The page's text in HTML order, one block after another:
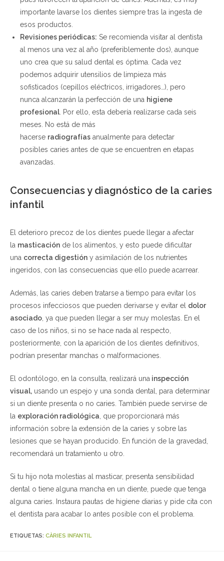
importante lavarse los dientes siempre tras la ingesta de
esos productos.
Revisiones periódicas: Se recomienda visitar al dentista
al menos una vez al año (preferiblemente dos), aunque
uno crea que su salud dental es óptima. Cada vez
podemos adquirir utensilios de limpieza más
sofisticados (cepillos eléctricos, irrigadores…), pero
nunca alcanzarán la perfección de una higiene
profesional . Por ello, esta debería realizarse cada seis
meses. No está de más
hacerse radiografías anualmente para detectar
posibles caries antes de que se encuentren en etapas
avanzadas.
Consecuencias y diagnóstico de la caries
infantil
El deterioro precoz de los dientes puede llegar a afectar
la masticación de los alimentos, y esto puede dificultar
una correcta digestión y asimilación de los nutrientes
ingeridos, con las consecuencias que ello puede acarrear.
Además, las caries deben tratarse a tiempo para evitar los
procesos infecciosos que pueden derivarse y evitar el dolor
asociado , ya que pueden llegar a ser muy molestas. En el
caso de los niños, si no se hace nada al respecto,
posteriormente, con la aparición de los dientes definitivos,
podrían presentar manchas o malformaciones.
El odontólogo, en la consulta, realizará una inspección
visual, usando un espejo y una sonda dental, para determinar
si un diente presenta o no caries. También puede servirse de
la exploración radiológica , que proporcionará más
información sobre la extensión de la caries y sobre las
lesiones que se hayan producido. En función de la gravedad,
recomendará un tratamiento u otro.
Si tu hijo nota molestias al masticar, presenta sensibilidad
dental o tiene alguna mancha en un diente, puede que tenga
alguna caries. Instaura pautas de higiene diarias y pide cita con
el dentista para acabar lo antes posible con el problema.
ETIQUETAS: CÀRIES INFANTIL